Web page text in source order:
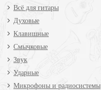
Всё для гитары
Духовые
Клавишные
Смычковые
Звук
Ударные
Микрофоны и радиосистемы